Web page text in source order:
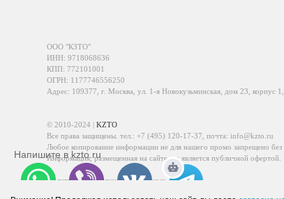
ООО "КЗТО"
ИНН: 9718068636
КПП: 772101001
ОГРН: 1177746556250
Адрес: 109377, г. Москва, ул. 1-я Новокузьминская, дом 23, корпус
© 2010-2024 | KZTO
Все права защищены. тел.: +7 (495) 120-17-37 , почта: info@kzto.ru
Любое копирование информации не для нашего промо запрещено без
Информация, размещенная на сайте, не является публичной офертой.
Политика обработки персональных данных
Напишите в kzto.ru